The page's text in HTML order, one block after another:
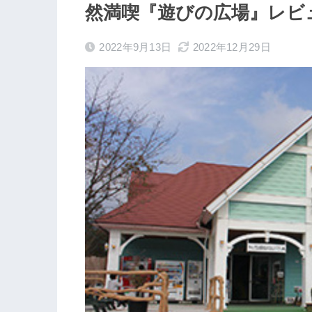
然満喫『遊びの広場』レビ
2022年9月13日 2022年12月29日